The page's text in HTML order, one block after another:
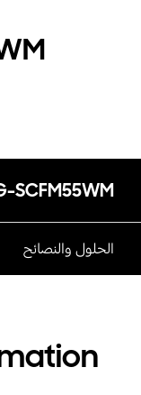
SCFM55WM
الحلول والنصائح